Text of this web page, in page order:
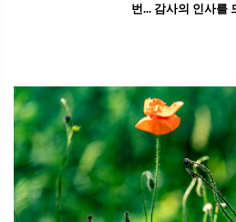
번... 감사의 인사를